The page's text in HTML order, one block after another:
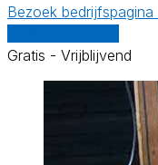
Bezoek bedrijfspagina
Gratis - Vrijblijvend